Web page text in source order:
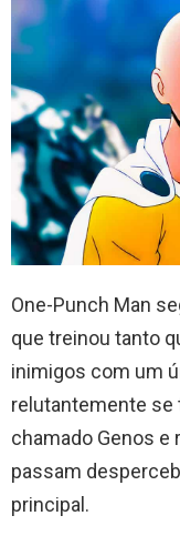
One-Punch Man
que treinou tanto
inimigos com um
relutantemente se
chamado Genos
passam
principal.